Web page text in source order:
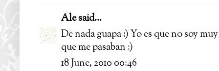
Alesaid...
De nada guapa :) Yo es que no soy
que me pasaban :)
18 June, 2010 00:46